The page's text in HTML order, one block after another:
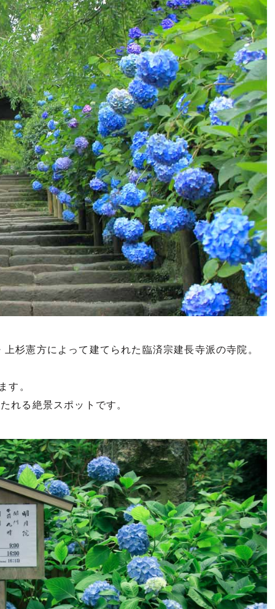
杉憲方によって建てられた臨済宗建長寺派の寺院。
す。
れる絶景スポットです。